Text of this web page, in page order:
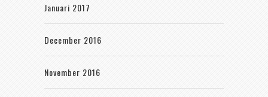
Januari 2017
December 2016
November 2016